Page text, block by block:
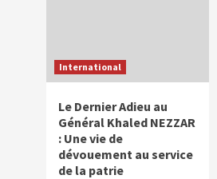
International
Le Dernier Adieu au
Général Khaled NEZZAR
: Une vie de
dévouement au service
de la patrie